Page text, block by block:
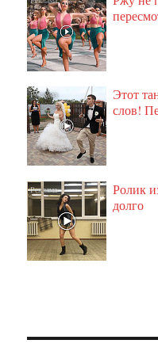
Этот
слов!
Ролик
долго